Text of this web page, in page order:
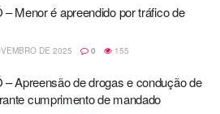
– Menor é apreendido por tráfico de
DE 2025 0 155
– Apreensão de drogas e condução de
cumprimento de mandado